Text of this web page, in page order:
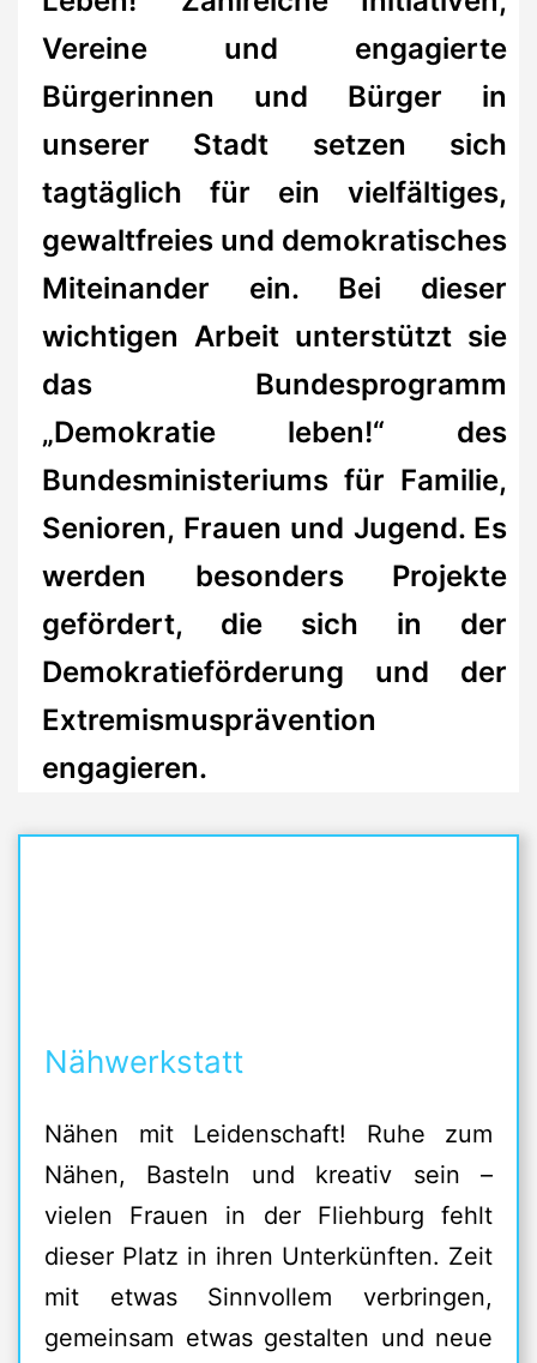
Vereine und engagierte
Bürgerinnen und Bürger in
unserer Stadt setzen sich
tagtäglich für ein vielfältiges,
gewaltfreies und demokratisches
Miteinander ein. Bei dieser
wichtigen Arbeit unterstützt sie
das Bundesprogramm
„Demokratie leben!“ des
Bundesministeriums für Familie,
Senioren, Frauen und Jugend. Es
werden besonders Projekte
gefördert, die sich in der
Demokratieförderung und der
Extremismusprävention
engagieren.
Nähwerkstatt
Nähen mit Leidenschaft! Ruhe zum
Nähen, Basteln und kreativ sein –
vielen Frauen in der Fliehburg fehlt
dieser Platz in ihren Unterkünften. Zeit
mit etwas Sinnvollem verbringen,
gemeinsam etwas gestalten und neue